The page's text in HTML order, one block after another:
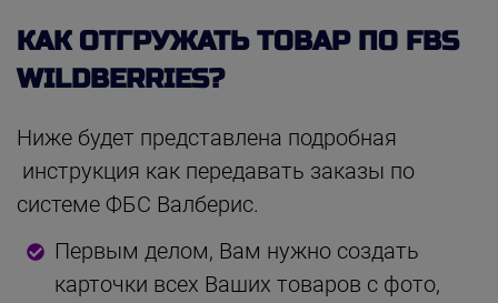
КАК ОТГРУЖАТЬ ТОВАР ПО FBS
WILDBERRIES?
Ниже будет представлена подробная
инструкция как передавать заказы по
системе ФБС Валберис.
Первым делом, Вам нужно создать
карточки всех Ваших товаров с фото,